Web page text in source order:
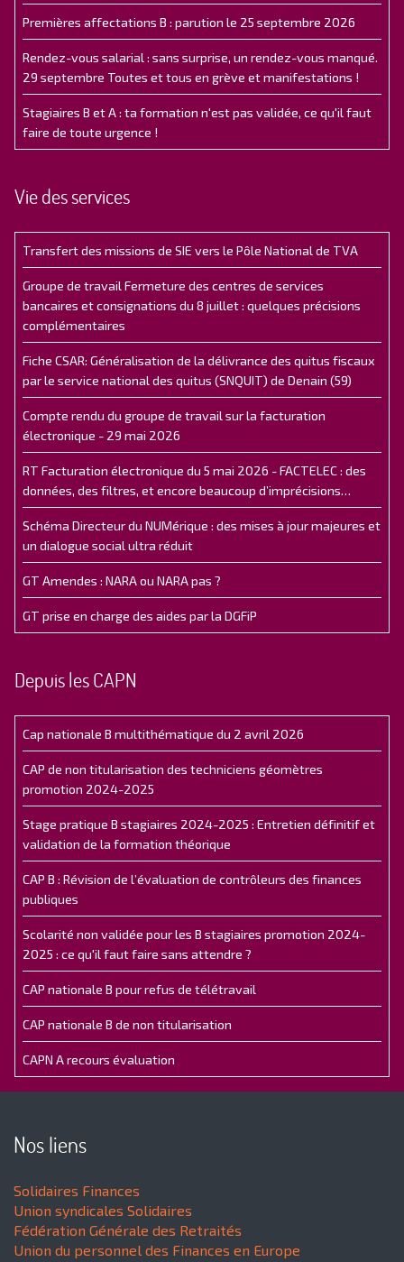
Premières affectations B : parution le 25 septembre 2026
Rendez-vous salarial : sans surprise, un rendez-vous manqué.
29 septembre Toutes et tous en grève et manifestations !
Stagiaires B et A : ta formation n'est pas validée, ce qu'il faut
faire de toute urgence !
Vie des services
Transfert des missions de SIE vers le Pôle National de TVA
Groupe de travail Fermeture des centres de services
bancaires et consignations du 8 juillet : quelques précisions
complémentaires
Fiche CSAR: Généralisation de la délivrance des quitus fiscaux
par le service national des quitus (SNQUIT) de Denain (59)
Compte rendu du groupe de travail sur la facturation
électronique - 29 mai 2026
RT Facturation électronique du 5 mai 2026 - FACTELEC : des
données, des filtres, et encore beaucoup d’imprécisions…
Schéma Directeur du NUMérique : des mises à jour majeures et
un dialogue social ultra réduit
GT Amendes : NARA ou NARA pas ?
GT prise en charge des aides par la DGFiP
Depuis les CAPN
Cap nationale B multithématique du 2 avril 2026
CAP de non titularisation des techniciens géomètres
promotion 2024-2025
Stage pratique B stagiaires 2024-2025 : Entretien définitif et
validation de la formation théorique
CAP B : Révision de l’évaluation de contrôleurs des finances
publiques
Scolarité non validée pour les B stagiaires promotion 2024-
2025 : ce qu'il faut faire sans attendre ?
CAP nationale B pour refus de télétravail
CAP nationale B de non titularisation
CAPN A recours évaluation
Nos liens
Solidaires Finances
Union syndicales Solidaires
Fédération Générale des Retraités
Union du personnel des Finances en Europe